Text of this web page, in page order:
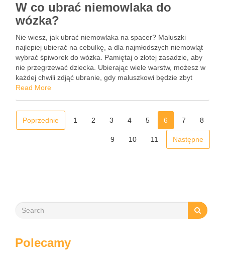
W co ubrać niemowlaka do
wózka?
Nie wiesz, jak ubrać niemowlaka na spacer? Maluszki
najlepiej ubierać na cebulkę, a dla najmłodszych niemowląt
wybrać śpiworek do wózka. Pamiętaj o złotej zasadzie, aby
nie przegrzewać dziecka. Ubierając wiele warstw, możesz w
każdej chwili zdjąć ubranie, gdy maluszkowi będzie zbyt
ciepło. Nie zapominaj, że spacery z dziećmi to inwestycja …
Read More
Poprzednie 1 2 3 4 5 6 7 8
9 10 11 Następne
Polecamy